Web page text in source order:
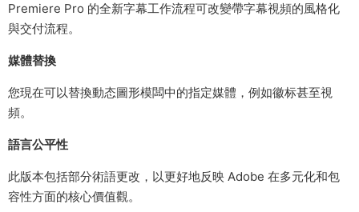
Premiere Pro 的全新字幕工作流程可改變帶字幕視頻的風格化
與交付流程。
媒體替換
您現在可以替換動态圖形模闆中的指定媒體，例如徽标甚至視
頻。
語言公平性
此版本包括部分術語更改，以更好地反映 Adobe 在多元化和包
容性方面的核心價值觀。